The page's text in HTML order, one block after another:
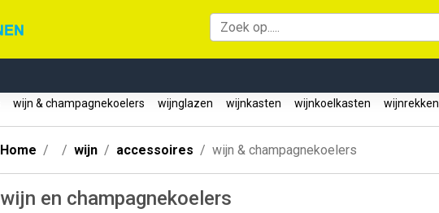
wijn & champagnekoelers wijnglazen wijnkasten wijnkoelkasten wijnrekken
Home wijn accessoires wijn & champagnekoelers
wijn en champagnekoelers